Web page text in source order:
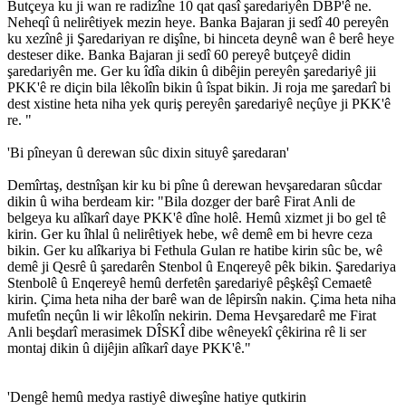
Butçeya ku ji wan re radizîne 10 qat qasî şaredariyên DBP'ê ne.
Neheqî û nelirêtiyek mezin heye. Banka Bajaran ji sedî 40 pereyên
ku xezînê ji Şaredariyan re dişîne, bi hinceta deynê wan ê berê heye
desteser dike. Banka Bajaran ji sedî 60 pereyê butçeyê didin
şaredariyên me. Ger ku îdîa dikin û dibêjin pereyên şaredariyê jii
PKK'ê re diçin bila lêkolîn bikin û îspat bikin. Ji roja me şaredarî bi
dest xistine heta niha yek quriş pereyên şaredariyê neçûye ji PKK'ê
re. "
'Bi pîneyan û derewan sûc dixin situyê şaredaran'
Demîrtaş, destnîşan kir ku bi pîne û derewan hevşaredaran sûcdar
dikin û wiha berdeam kir: "Bila dozger der barê Firat Anli de
belgeya ku alîkarî daye PKK'ê dîne holê. Hemû xizmet ji bo gel tê
kirin. Ger ku îhlal û nelirêtiyek hebe, wê demê em bi hevre ceza
bikin. Ger ku alîkariya bi Fethula Gulan re hatibe kirin sûc be, wê
demê ji Qesrê û şaredarên Stenbol û Enqereyê pêk bikin. Şaredariya
Stenbolê û Enqereyê hemû derfetên şaredariyê pêşkêşî Cemaetê
kirin. Çima heta niha der barê wan de lêpirsîn nakin. Çima heta niha
mufetîn neçûn li wir lêkolîn nekirin. Dema Hevşaredarê me Firat
Anli beşdarî merasimek DÎSKÎ dibe wêneyekî çêkirina rê li ser
montaj dikin û dijêjin alîkarî daye PKK'ê."
'Dengê hemû medya rastiyê diweşîne hatiye qutkirin